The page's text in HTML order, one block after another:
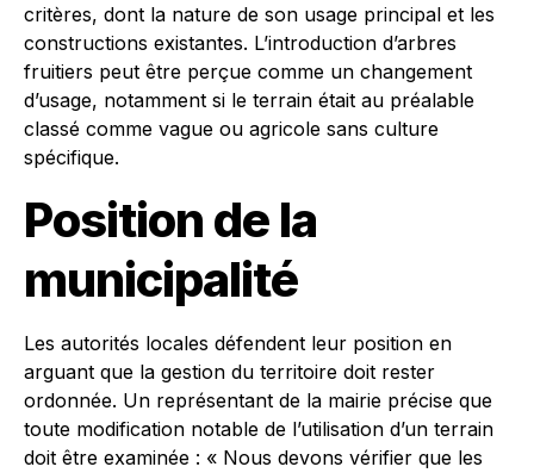
critères, dont la nature de son usage principal et les
constructions existantes. L’introduction d’arbres
fruitiers peut être perçue comme un changement
d’usage, notamment si le terrain était au préalable
classé comme vague ou agricole sans culture
spécifique.
Position de la
municipalité
Les autorités locales défendent leur position en
arguant que la gestion du territoire doit rester
ordonnée. Un représentant de la mairie précise que
toute modification notable de l’utilisation d’un terrain
doit être examinée : « Nous devons vérifier que les